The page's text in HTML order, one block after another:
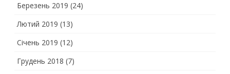
Березень 2019 (24)
Лютий 2019 (13)
Січень 2019 (12)
Грудень 2018 (7)